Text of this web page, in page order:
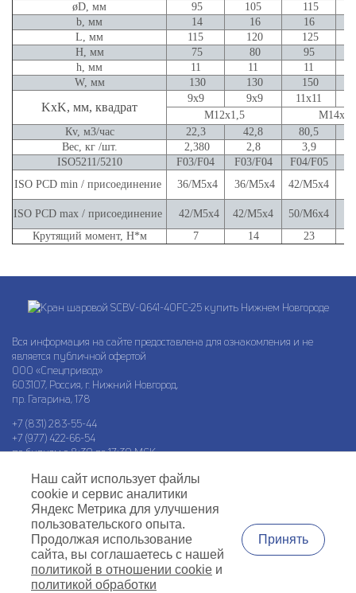
øD, мм
95 105 115
b, мм
14 16
16
L, мм
115 120 125
Н, мм
75 80
95
h, мм
11 11
11
W, мм
130 130 150
KxK, мм, квадрат
9х9 9х9 11х11
М12х1,5
Кv, м3/час
22,3 42,8 80,5
Вес, кг /шт.
2,380 2,8
3,9
ISO5211/5210
F03/F04 F03/F04 F04/F05
ISO PCD min / присоединение
36/M5x4 36/M5x4 42/M5x4
ISO PCD max / присоединение 42/M5x4 42/M5x4 50/M6x4
Крутящий момент, Н*м
7 14 23
Вся информация на сайте предоставлена для ознакомления и не
является публичной офертой
ООО «Спецпривод»
603107, Россия, г. Нижний Новгород,
пр. Гагарина, 178
+7 (831) 283-55-44
+7 (977) 422-66-54
по будням с 8:30 до 17:30 МСК
info@specprivod.com
Вопросы, предложения?
Напишите нам
Согласие на обработку персональных данных
Наш сайт использует файлы
cookie и сервис аналитики
Яндекс Метрика для улучшения
пользовательского опыта.
Продолжая использование
сайта, вы соглашаетесь с нашей
политикой в отношении cookie и
политикой обработки
Принять